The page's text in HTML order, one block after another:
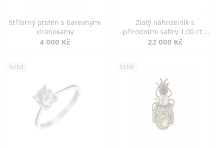
Stříbrný prsten s barevnými
drahokamy
4 000 Kč
Zlatý náhrdelník s
přírodními safíry 1,00 ct a
diamanty
22 000 Kč
NOVÉ NOVÉ